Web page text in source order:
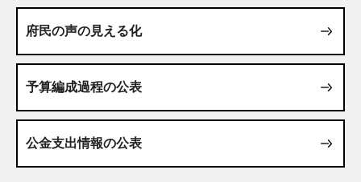
府民の声の見える化
予算編成過程の公表
公金支出情報の公表